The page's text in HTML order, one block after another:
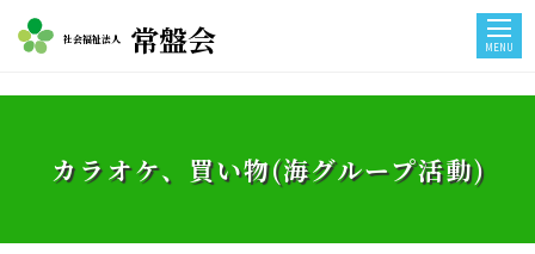
社会福祉法人 常盤会 MENU
カラオケ、買い物(海グループ活動)